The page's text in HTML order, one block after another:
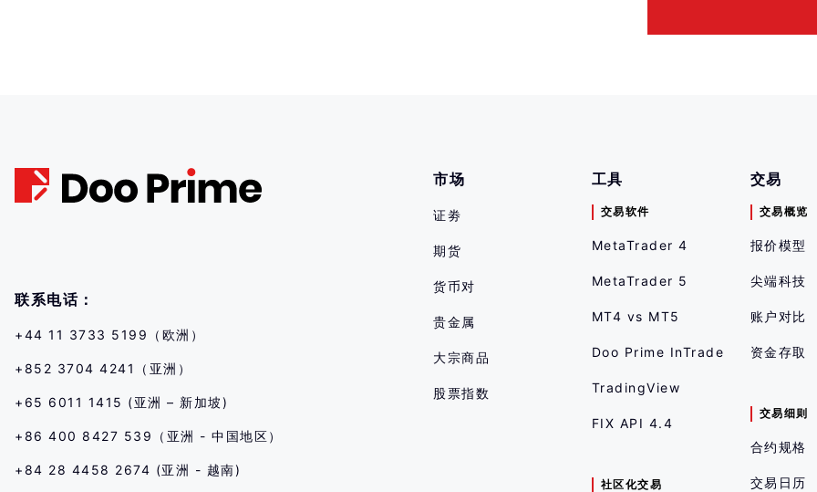
联系电话：
+44 11 3733 5199（欧洲）
+852 3704 4241（亚洲）
+65 6011 1415 (亚洲 – 新加坡)
+86 400 8427 539（亚洲 - 中国地区）
+84 28 4458 2674 (亚洲 - 越南)
市场
证劵
期货
货币对
贵金属
大宗商品
股票指数
工具
交易软件
MetaTrader 4
MetaTrader 5
MT4 vs MT5
Doo Prime InTrade
TradingView
FIX API 4.4
社区化交易
交易
交易概览
报价模型
尖端科技
账户对比
资金存取
交易细则
合约规格
交易日历